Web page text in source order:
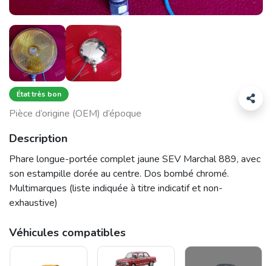
État très bon
Pièce d’origine (OEM) d’époque
Description
Phare longue-portée complet jaune SEV Marchal 889, avec
son estampille dorée au centre. Dos bombé chromé.
Multimarques (liste indiquée à titre indicatif et non-
exhaustive)
Véhicules compatibles